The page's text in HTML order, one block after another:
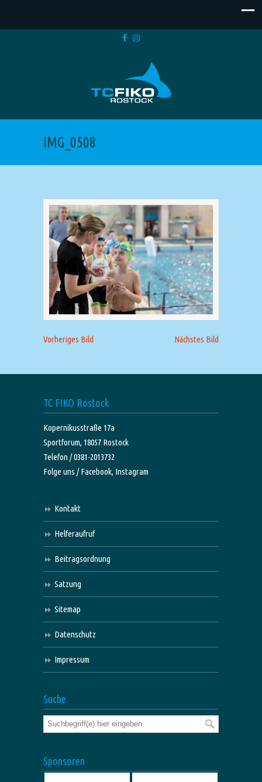
IMG_0508
Vorheriges Bild Nächstes Bild
TC FIKO Rostock
Kopernikusstraße 17a
Sportforum, 18057 Rostock
Telefon / 0381-2013732
Folge uns /Facebook, Instagram
Kontakt
Helferaufruf
Beitragsordnung
Satzung
Sitemap
Datenschutz
Impressum
Suche
Sponsoren